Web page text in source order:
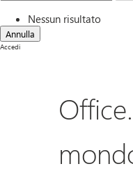
Nessun risultato
Annulla
Accedi